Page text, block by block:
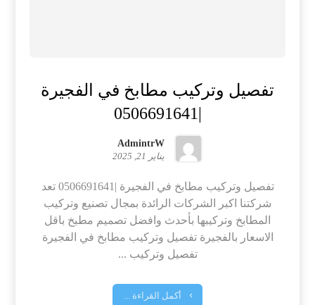
تفصيل وتركيب مطابخ في الفجيرة
|0506691641
AdmintrW
يناير 21, 2025
تفصيل وتركيب مطابخ في الفجيرة |0506691641 تعد
شركتنا اكبر الشركات الرائدة بمجال تصنيع وتركيب
المطابخ وتركيبها بأحدث وافضل تصميم مطبخ باقل
الاسعار بالفجيرة تفصيل وتركيب مطابخ في الفجيرة
تفصيل وتركيب ...
أكمل القراءة ...